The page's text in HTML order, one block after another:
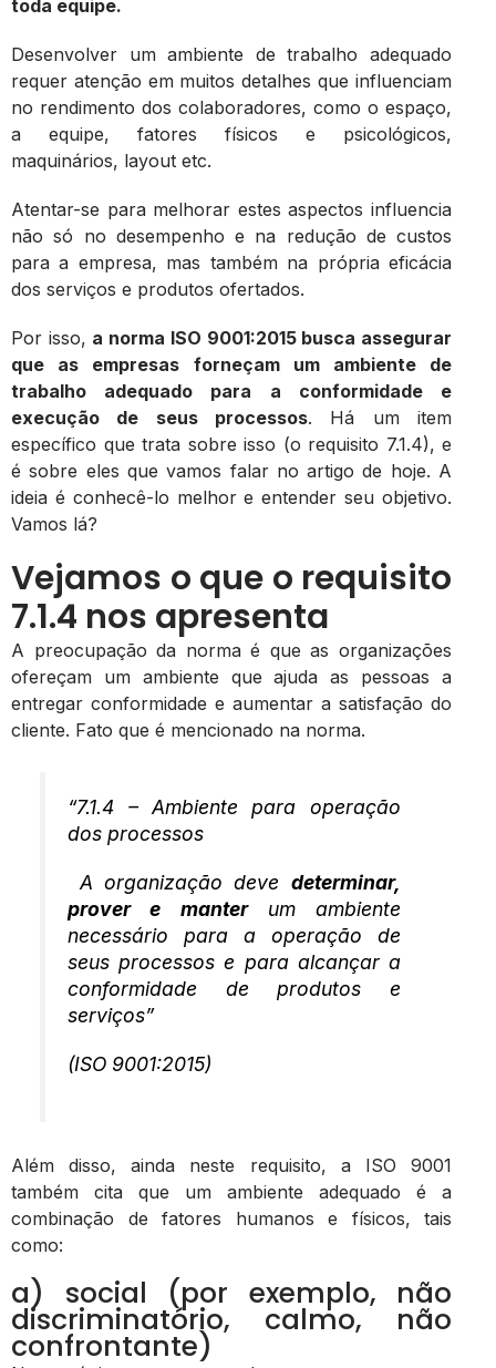
toda equipe.
Desenvolver um ambiente de trabalho adequado
requer atenção em muitos detalhes que influenciam
no rendimento dos colaboradores, como o espaço,
a equipe, fatores físicos e psicológicos,
maquinários, layout etc.
Atentar-se para melhorar estes aspectos influencia
não só no desempenho e na redução de custos
para a empresa, mas também na própria eficácia
dos serviços e produtos ofertados.
Por isso, a norma ISO 9001:2015 busca assegurar
que as empresas forneçam um ambiente de
trabalho adequado para a conformidade e
execução de seus processos. Há um item
específico que trata sobre isso (o requisito 7.1.4), e
é sobre eles que vamos falar no artigo de hoje. A
ideia é conhecê-lo melhor e entender seu objetivo.
Vamos lá?
Vejamos o que o requisito
7.1.4 nos apresenta
A preocupação da norma é que as organizações
ofereçam um ambiente que ajuda as pessoas a
entregar conformidade e aumentar a satisfação do
cliente. Fato que é mencionado na norma.
“7.1.4 – Ambiente para operação
dos processos
A organização deve determinar,
prover e manterum ambiente
necessário para a operação de
seus processos e para alcançar a
conformidade de produtos e
serviços”
(ISO 9001:2015)
Além disso, ainda neste requisito, a ISO 9001
também cita que um ambiente adequado é a
combinação de fatores humanos e físicos, tais
como:
a) social (por exemplo, não
discriminatório, calmo, não
confrontante)